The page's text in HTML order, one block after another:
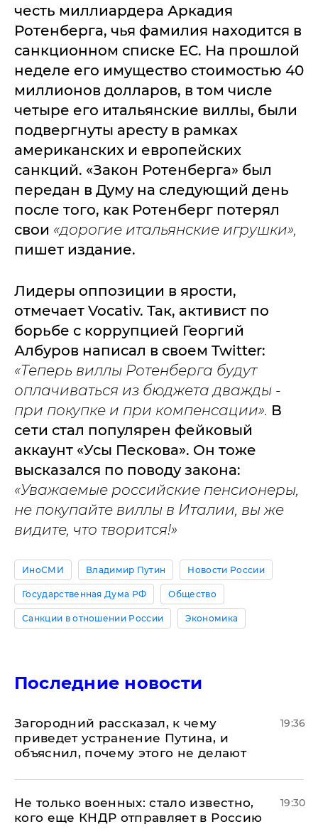
честь миллиардера Аркадия
Ротенберга, чья фамилия находится в
санкционном списке ЕС. На прошлой
неделе его имущество стоимостью 40
миллионов долларов, в том числе
четыре его итальянские виллы, были
подвергнуты аресту в рамках
американских и европейских
санкций. «Закон Ротенберга» был
передан в Думу на следующий день
после того, как Ротенберг потерял
свои «дорогие итальянские игрушки»,
пишет издание.
Лидеры оппозиции в ярости,
отмечает Vocativ. Так, активист по
борьбе с коррупцией Георгий
Албуров написал в своем Twitter:
«Теперь виллы Ротенберга будут
оплачиваться из бюджета дважды -
при покупке и при компенсации». В
сети стал популярен фейковый
аккаунт «Усы Пескова». Он тоже
высказался по поводу закона:
«Уважаемые российские пенсионеры,
не покупайте виллы в Италии, вы же
видите, что творится!»
ИноСМИ Владимир Путин Новости России
Государственная Дума РФ Общество
Санкции в отношении России Экономика
Последние новости
Загородний рассказал, к чему
приведет устранение Путина, и
объяснил, почему этого не делают
19:36
Не только военных: стало известно,
кого еще КНДР отправляет в Россию
19:30